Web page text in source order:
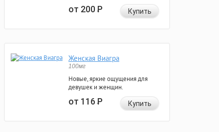
от 200Р Купить
Женская Виагра
100мг
Новые, яркие ощущения для
девушек и женщин.
от 116Р Купить